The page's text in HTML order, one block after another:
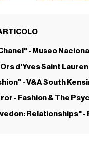
- Museo
d'Yves Saint
- V&A South
- Fashion & The
Relationships" -